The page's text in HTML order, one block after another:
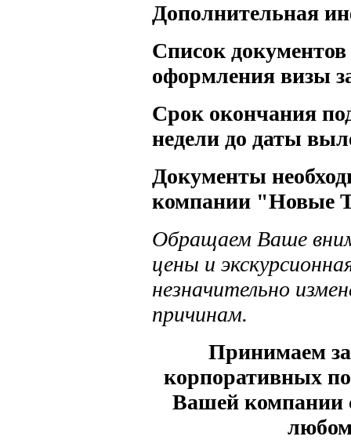
Дополнительная
Список
оформления визы
Срок окончания
недели до даты
Документы
компании "Новые
Обращаем Ваше
цены и
незначительно
причинам.
Принимаем
корпоративных
Вашей компании